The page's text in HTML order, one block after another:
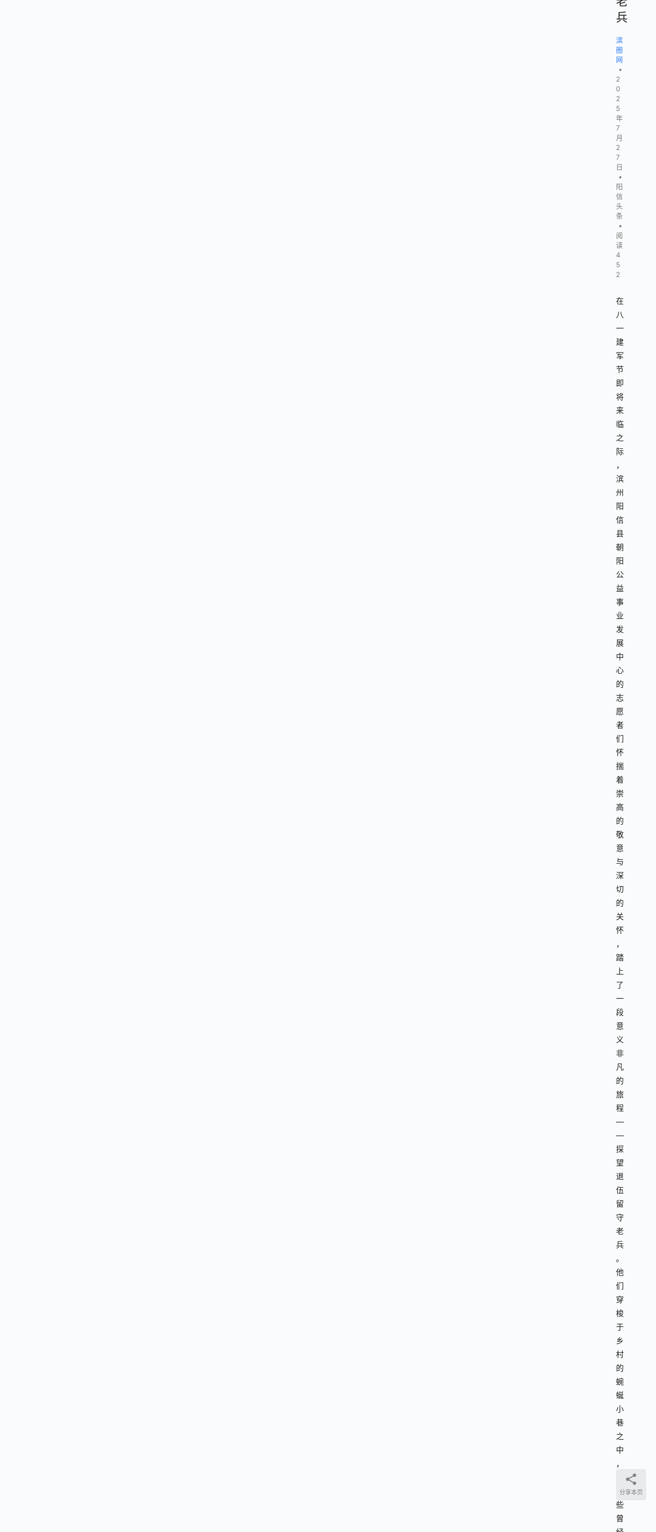
兵
滨
圈
网
•
2
0
2
5
年
7
月
2
7
日
•
阳
信
头
条
•
阅
读
4
5
2
在
八
一
建
军
节
即
将
来
临
之
际
，
滨
州
阳
信
县
朝
阳
公
益
事
业
发
展
中
心
的
志
愿
者
们
怀
揣
着
崇
高
的
敬
意
与
深
切
的
关
怀
，
踏
上
了
一
段
意
义
非
凡
的
旅
程
—
—
探
望
退
伍
留
守
老
兵
。
他
们
穿
梭
于
乡
村
的
蜿
蜒
小
巷
之
中
，
那
些
曾
分享本页